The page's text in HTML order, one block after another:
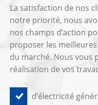
La satisfaction de nos
notre priorité, nous
nos champs d’action
proposer les
du marché. Nous vous
réalisation de vos
d’électricité